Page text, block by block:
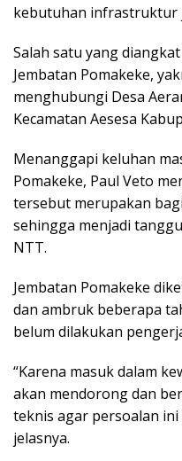
kebutuhan infrastruktur
Salah satu yang
Jembatan Pomakeke,
menghubungi Desa
Kecamatan Aesesa
Menanggapi keluhan
Pomakeke, Paul Veto
tersebut merupakan
sehingga menjadi
NTT.
Jembatan Pomakeke
dan ambruk beberapa
belum dilakukan
“Karena masuk dalam
akan mendorong dan
teknis agar persoalan
jelasnya.